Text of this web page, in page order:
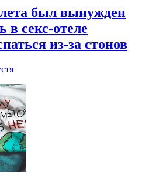
был вынужден
в секс-отеле
из-за стонов